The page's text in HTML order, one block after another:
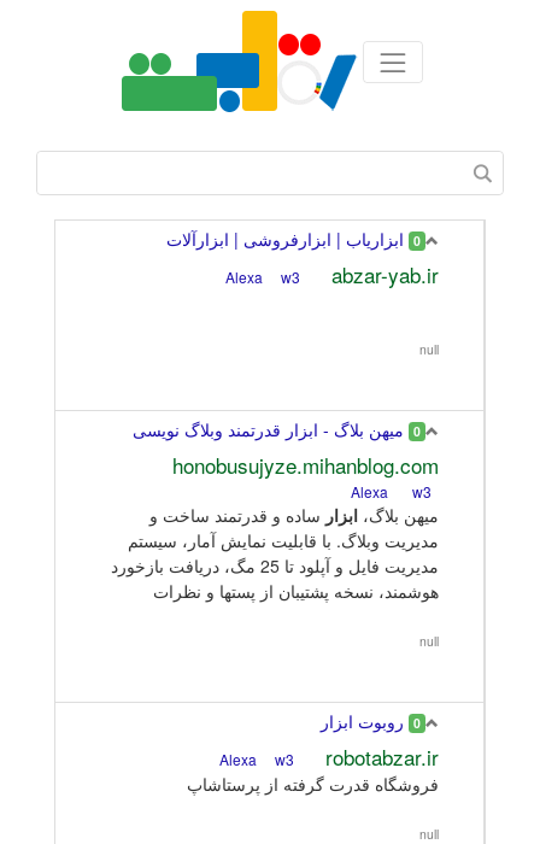
0 ابزاریاب | ابزارفروشی | ابزارآلات
abzar-yab.ir
w3
null
0 میهن بلاگ - ابزار قدرتمند وبلاگ نویسی
honobusujyze.mihanblog.com
Alexa w3
میهن بلاگ، ابزار ساده و قدرتمند ساخت و
مدیریت وبلاگ. با قابلیت نمایش آمار، سیستم
مدیریت فایل و آپلود تا 25 مگ، دریافت بازخورد
هوشمند، نسخه پشتیبان از پستها و نظرات
null
0 روبوت ابزار
robotabzar.ir
w3
فروشگاه قدرت گرفته از پرستاشاپ
null